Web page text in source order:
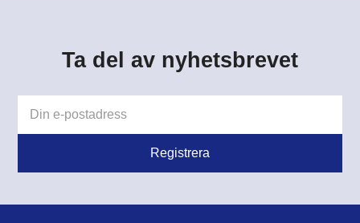
Ta del av nyhetsbrevet